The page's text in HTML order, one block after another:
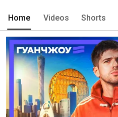
Home Videos Shorts